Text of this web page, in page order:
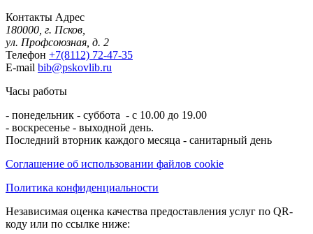
Контакты Адрес
180000, г. Псков,
ул. Профсоюзная, д. 2
Телефон +7(8112) 72-47-35
E-mail bib@pskovlib.ru
Часы работы
- понедельник - суббота - с 10.00 до 19.00
- воскресенье - выходной день.
Последний вторник каждого месяца - санитарный день
Соглашение об использовании файлов cookie
Политика конфиденциальности
Независимая оценка качества предоставления услуг по QR-
коду или по ссылке ниже: